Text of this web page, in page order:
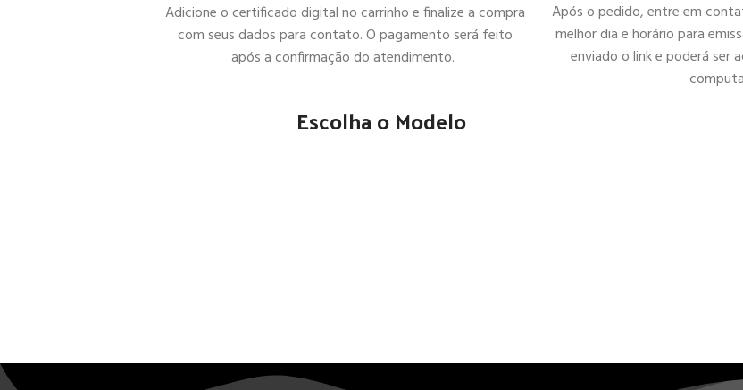
Adicione o certificado digital no carrinho e finalize a compra
com seus dados para contato. O pagamento será feito
após a confirmação do atendimento.
Após o pedido, entre em
melhor dia e horário para
enviado o link e poderá ser
Escolha o Modelo